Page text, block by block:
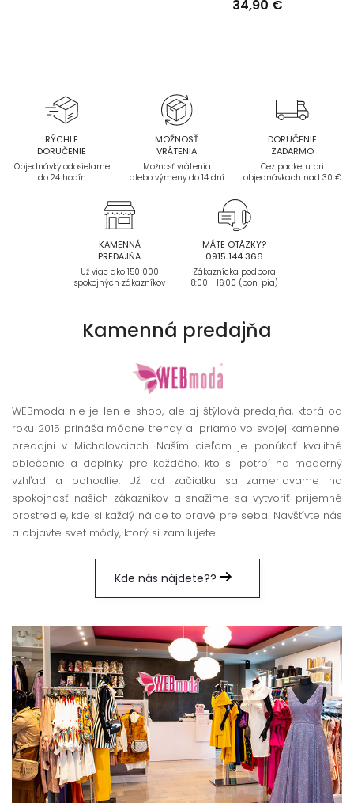
34,90 €
RÝCHLE
DORUČENIE
Objednávky odosielame
do 24 hodín
MOŽNOSŤ
VRÁTENIA
Možnosť vrátenia
alebo výmeny do 14 dní
DORUČENIE
ZADARMO
Cez packetu pri
objednávkach nad 30 €
KAMENNÁ
PREDAJŇA
Už viac ako 150 000
spokojných zákazníkov
MÁTE OTÁZKY?
0915 144 366
Zákaznícka podpora
8:00 - 16:00 (pon-pia)
Kamenná predajňa
WEBmoda nie je len e-shop, ale aj štýlová predajňa, ktorá od
roku 2015 prináša módne trendy aj priamo vo svojej kamennej
predajni v Michalovciach. Naším cieľom je ponúkať kvalitné
oblečenie a doplnky pre každého, kto si potrpí na moderný
vzhľad a pohodlie. Už od začiatku sa zameriavame na
spokojnosť našich zákazníkov a snažíme sa vytvoriť príjemné
prostredie, kde si každý nájde to pravé pre seba. Navštívte nás
a objavte svet módy, ktorý si zamilujete!
Kde nás nájdete??